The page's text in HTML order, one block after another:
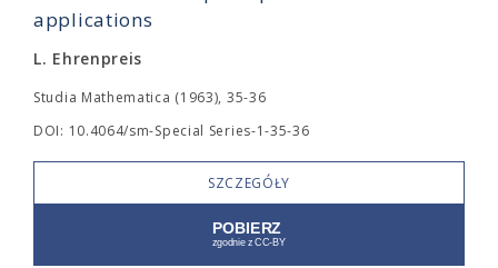
applications
L. Ehrenpreis
Studia Mathematica (1963), 35-36
DOI: 10.4064/sm-Special Series-1-35-36
SZCZEGÓŁY